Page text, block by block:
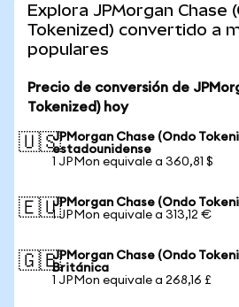
Explora JPMorgan Chase
Tokenized) convertido a
populares
Precio de conversión de
Tokenized) hoy
🇺🇸JPMorgan Chase (Ondo
estadounidense
1 JPMon equivale a 360,81 $
🇪🇺JPMorgan Chase (Ondo
1 JPMon equivale a 313,12 €
🇬🇧JPMorgan Chase (Ondo
Británica
1 JPMon equivale a 268,16 £